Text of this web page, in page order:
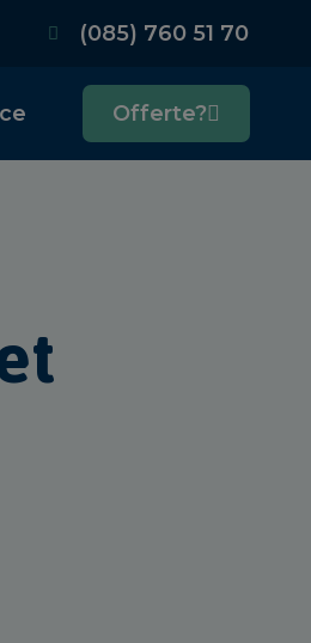
(085) 760 51 70
Offerte?